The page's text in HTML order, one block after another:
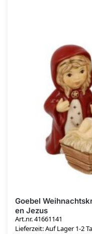
Goebel
en Jezus
Art.nr. 41661141
Lieferzeit: Auf Lager 1-2